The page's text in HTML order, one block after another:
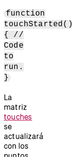
function
touchStarted()
{ //
Code
to
run.
}
La
matriz
touches
se
actualizará
con los